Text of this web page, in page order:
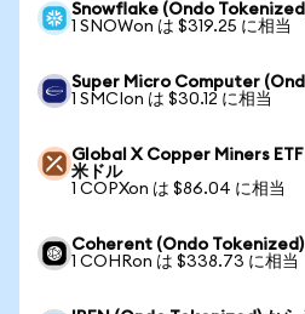
Snowflake (Ondo
1 SNOWon は $319.25 に相当
Super Micro Computer
1 SMCIon は $30.12 に相当
Global X Copper Miners
米ドル
1 COPXon は $86.04 に相当
Coherent (Ondo Tokenized)
1 COHRon は $338.73 に相当